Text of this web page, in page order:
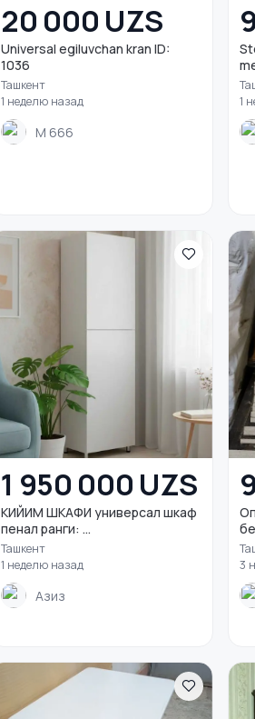
20 000 UZS
Universal egiluvchan kran ID:
1036
Ташкент
1 неделю назад
M 666
1
1 950 000 UZS
КИЙИМ ШКАФИ универсал шкаф
пенал ранги: ...
Ташкент
1 неделю назад
Азиз
3